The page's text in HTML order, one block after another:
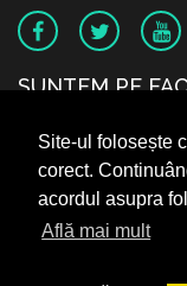
Site-ul folosește
corect.
acordul asupra
Află mai mult
SUNTEM PE